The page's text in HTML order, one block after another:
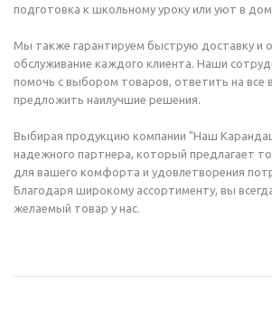
подготовка к школьному уроку или уют в
Мы также гарантируем быструю доставку и
обслуживание каждого клиента. Наши
помочь с выбором товаров, ответить на все
предложить наилучшие решения.
Выбирая продукцию компании "Наш
надежного партнера, который предлагает
для вашего комфорта и удовлетворения
Благодаря широкому ассортименту, вы
желаемый товар у нас.